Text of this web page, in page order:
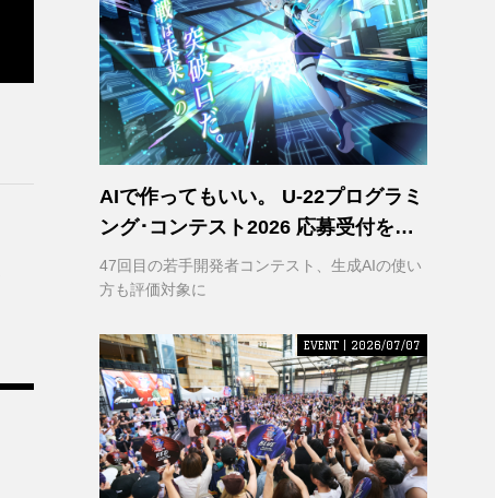
AIで作ってもいい。 U-22プログラミ
ング･コンテスト2026 応募受付を開
始
47回目の若手開発者コンテスト、生成AIの使い
方も評価対象に
EVENT | 2026/07/07